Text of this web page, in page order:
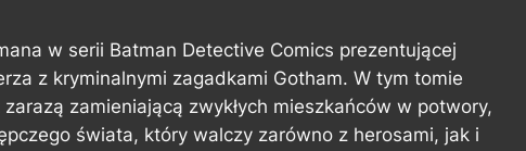
w serii Batman Detective Comics prezentującej
z kryminalnymi zagadkami Gotham. W tym tomie
zamieniającą zwykłych mieszkańców w potwory,
świata, który walczy zarówno z herosami, jak i